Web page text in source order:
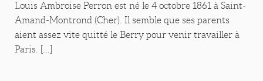
Louis Ambroise Perron est né le 4 octobre 1861 à Saint-
Amand-Montrond (Cher). Il semble que ses parents
aient assez vite quitté le Berry pour venir travailler à
Paris. [...]